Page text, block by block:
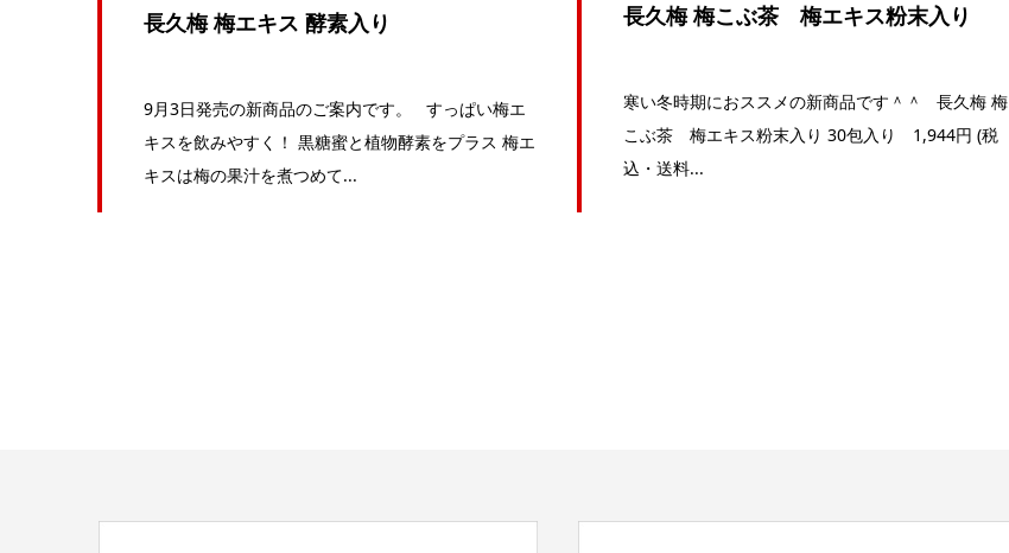
長久梅 梅エキス 酵素入り
9月3日発売の新商品のご案内です。 すっぱい梅エ
キスを飲みやすく！ 黒糖蜜と植物酵素をプラス 梅エ
キスは梅の果汁を煮つめて...
長久梅 梅こぶ茶 梅エキス粉末入り
寒い冬時期におススメの新商品です＾＾ 長久梅 梅
こぶ茶 梅エキス粉末入り 30包入り 1,944円 (税
込・送料...